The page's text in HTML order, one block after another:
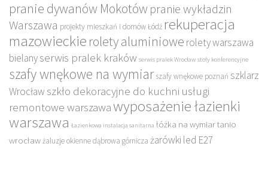
pranie dywanów Mokotów pranie wykładzin
Warszawa projekty mieszkań i domów Łódź rekuperacja
mazowieckie rolety aluminiowe rolety warszawa
bielanyserwis pralek kraków serwis pralek Wrocław stoły konferencyjne
szafy wnękowe na wymiar szafy wnękowe poznań szklarz
Wrocław szkło dekoracyjne do kuchni usługi
remontowe warszawawyposażenie łazienki
warszawa Łazienkowa instalacja sanitarna łóżka na wymiar tanio
wrocławżaluzje okienne dąbrowa górnicza żarówki led E27